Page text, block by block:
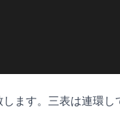
ます。三表は連環し